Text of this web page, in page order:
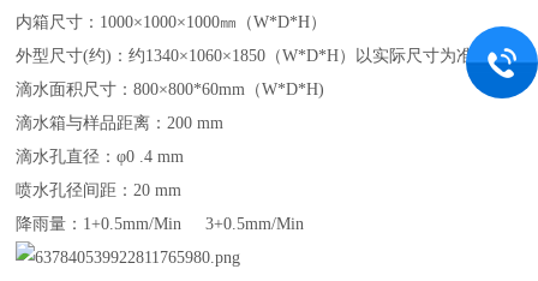
内箱尺寸：1000×1000×1000㎜（W*D*H）
外型尺寸(约)：约1340×1060×1850（W*D*H）以实际尺寸为准
滴水面积尺寸：800×800*60mm（W*D*H)
滴水箱与样品距离：200 mm
滴水孔直径：φ0 .4 mm
喷水孔径间距：20 mm
降雨量：1+0.5mm/Min 3+0.5mm/Min